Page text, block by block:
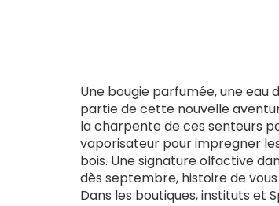
Une bougie parfumée, une
partie de cette nouvelle
la charpente de ces senteurs
vaporisateur pour impregner
bois. Une signature olfactive
dès septembre, histoire de
Dans les boutiques, instituts et